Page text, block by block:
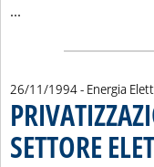
...
26/11/1994- Energia
SETTORE